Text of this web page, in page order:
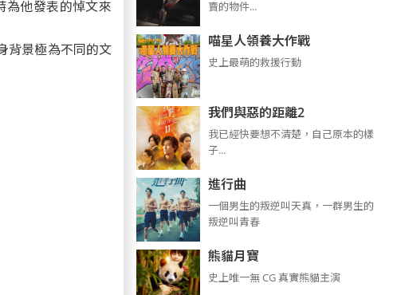
為他發表的悼文來
背景極為不同的文
賣的物件...
喵星人領養大作戰
史上最萌的救援行動
我們與惡的距離2
我已經快要想不清楚，自己原本的樣
子...
進行曲
​​​一個男生的叛逆叫天真，一群男生的
叛逆叫青春
熊貓月寶
史上唯一無 CG 真實熊貓主演